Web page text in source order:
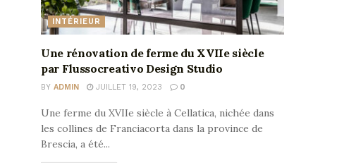
INTÉRIEUR
Une rénovation de ferme du XVIIe siècle
par Flussocreativo Design Studio
BY ADMIN JUILLET 19, 2023 0
Une ferme du XVIIe siècle à Cellatica, nichée dans
les collines de Franciacorta dans la province de
Brescia, a été...